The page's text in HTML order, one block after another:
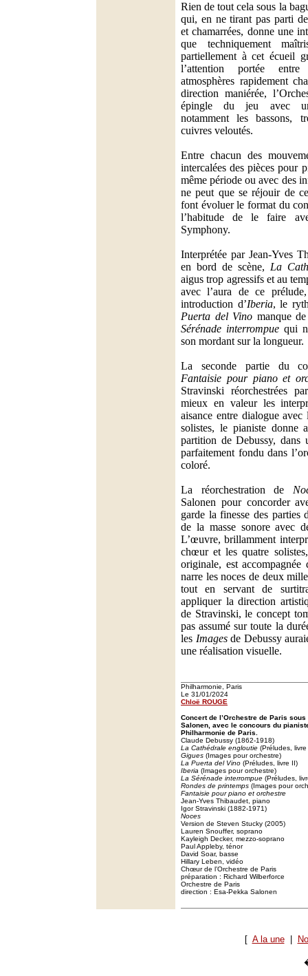
Rien de tout cela sous la
qui, en ne tirant pas parti de
et chamarrées, donne une
que techniquement
partiellement à cet écueil
l’attention portée
atmosphères rapidement
direction maniérée,
épingle du jeu avec
notamment les bassons,
cuivres veloutés.
Entre chacun des
intercalées des pièces pour
même période ou avec des
ne peut que se réjouir de
font évoluer le format du
l’habitude de le faire
Symphony.
Interprétée par Jean-Yves
en bord de scène, La
aigus trop agressifs et au
avec l’aura de ce
introduction d’Iberia, le
Puerta del Vino manque
Sérénade interrompue qui
son mordant sur la longueur.
La seconde partie du
Fantaisie pour piano et
Stravinski réorchestrées
mieux en valeur les
aisance entre dialogue avec
solistes, le pianiste donne
partition de Debussy,
parfaitement fondu dans
coloré.
La réorchestration de
Salonen pour concorder
garde la finesse des parties
de la masse sonore avec
L’œuvre, brillamment
chœur et les quatre
originale, est accompagnée
narre les noces de deux
tout en servant de
appliquer la direction
de Stravinski, le concept
pas assumé sur toute la
les Imagesde Debussy
une réalisation visuelle.
Philharmonie, Paris
Le 31/01/2024
Chloë ROUGE
Concert de l’Orchestre de Paris
Salonen, avec le concours du
Philharmonie de Paris.
Claude Debussy (1862-1918)
La Cathédrale engloutie (Préludes, livre
Gigues (Images pour orchestre)
La Puerta del Vino (Préludes, livre II)
Iberia (Images pour orchestre)
La Sérénade interrompue (Préludes,
Rondes de printemps (Images pour
Fantaisie pour piano et orchestre
Jean-Yves Thibaudet, piano
Igor Stravinski (1882-1971)
Noces
Version de Steven Stucky (2005)
Lauren Snouffer, soprano
Kayleigh Decker, mezzo-soprano
Paul Appleby, ténor
David Soar, basse
Hillary Leben, vidéo
Chœur de l’Orchestre de Paris
préparation : Richard Wilberforce
Orchestre de Paris
direction : Esa-Pekka Salonen
[ A la une|